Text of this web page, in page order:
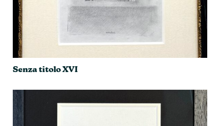
Senza titolo XVI